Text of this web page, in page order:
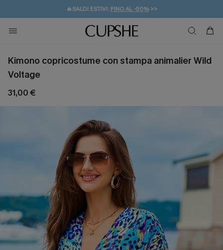
🔥SALDI ESTIVI: FINO AL -50%>>
🚚SPEDIZIONE GRATUITA DA 49€
💌REGALO PER I NUOVI: 20% DI SCONTO*
Kimono copricostume con stampa animalier Wild
Voltage
31,00 €